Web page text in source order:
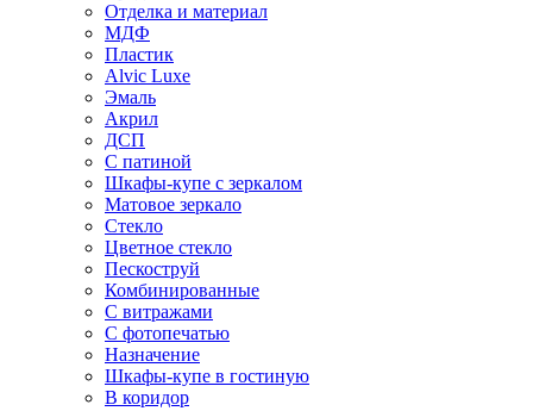
Отделка и материал
МДФ
Пластик
Alvic Luxe
Эмаль
Акрил
ДСП
С патиной
Шкафы-купе с зеркалом
Матовое зеркало
Стекло
Цветное стекло
Пескоструй
Комбинированные
С витражами
С фотопечатью
Назначение
Шкафы-купе в гостиную
В коридор